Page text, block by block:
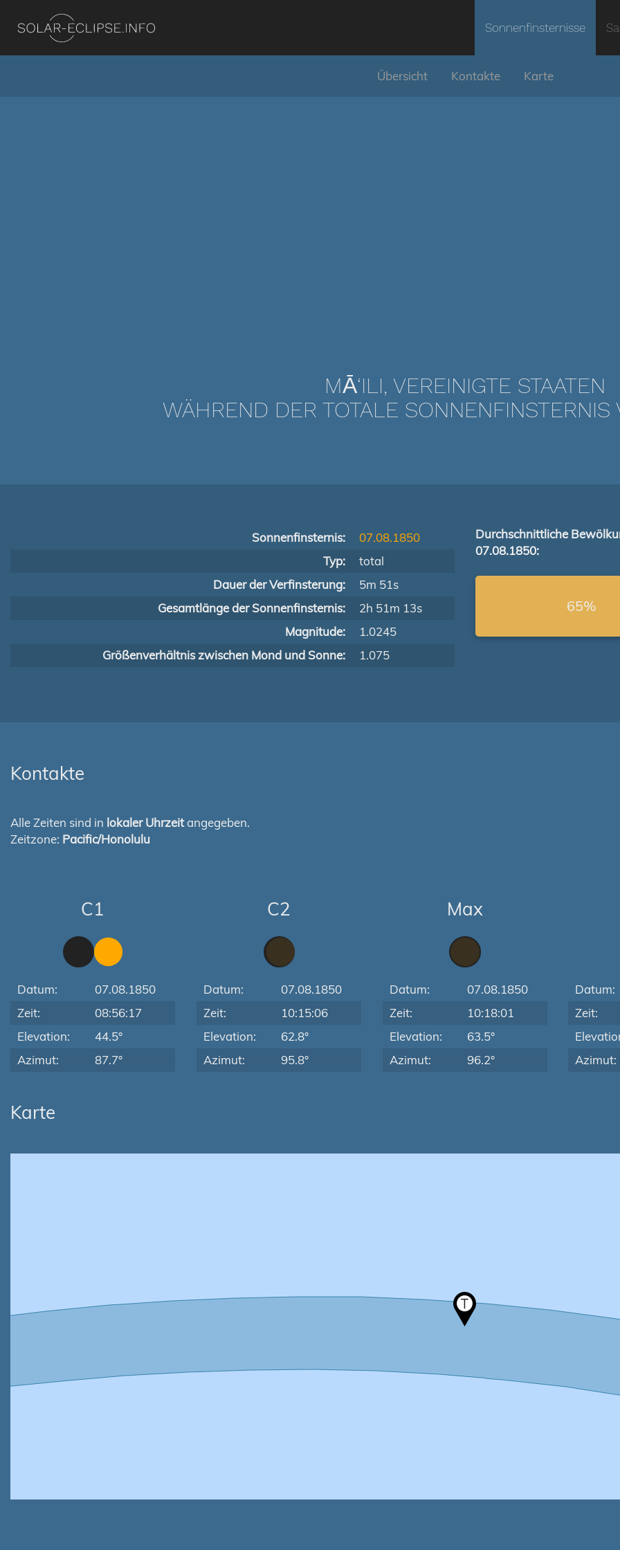
Sonnenfinsternisse
Übersicht Kontakte Karte
MĀ‘ILI, VEREINIGTE STAATEN
WÄHREND DER TOTALE SONNENFINSTERNIS
Sonnenfinsternis:
07.08.1850
Typ:
total
Dauer der Verfinsterung:
5m 51s
Gesamtlänge der Sonnenfinsternis:
2h 51m 13s
Magnitude:
1.0245
Größenverhältnis zwischen Mond und Sonne:
1.075
Durchschnittliche
07.08.1850:
65%
Kontakte
Alle Zeiten sind in lokaler Uhrzeitangegeben.
Zeitzone: Pacific/Honolulu
C1
Datum:
07.08.1850
Zeit:
08:56:17
Elevation:
44.5°
Azimut:
87.7°
C2
Datum:
07.08.1850
Zeit:
10:15:06
Elevation:
62.8°
Azimut:
95.8°
Max
Datum:
07.08.1850
Zeit:
10:18:01
Elevation:
63.5°
Azimut:
96.2°
Datum:
Zeit:
Azimut:
Karte